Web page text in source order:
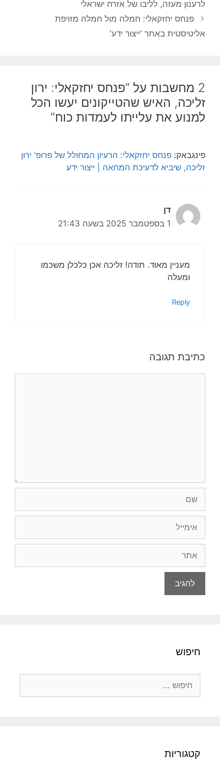
לרענון מעזה, לליבו של אזרח ישראלי
פנחס יחזקאלי: חמלה מול חמלה מזויפת
אליטיסטית באתר 'ייצור ידע'
2 מחשבות על “פנחס יחזקאלי: ירון
זליכה, האיש שהטייקונים יעשו הכל
למנוע את עלייתו לעמדות כוח”
פינגבאק: פנחס יחזקאלי: הרעיון המחולל של פרופ' ירון
זליכה, שיביא לדעיכת המחאה | ייצור ידע
דן
1 בספטמבר 2025 בשעה 21:43
מעניין מאוד. תודה! זליכה אכן כלכלן משכמו
ומעלה
Reply
כתיבת תגובה
חיפוש
קטגוריות